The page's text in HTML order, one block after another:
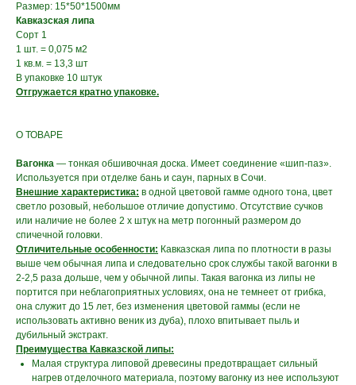
Размер: 15*50*1500мм
Кавказская липа
Сорт 1
1 шт. = 0,075 м2
1 кв.м. = 13,3 шт
В упаковке 10 штук
Отгружается кратно упаковке.
О ТОВАРЕ
Вагонка — тонкая обшивочная доска. Имеет соединение «шип-паз».
Используется при отделке бань и саун, парных в Сочи.
Внешние характеристика: в одной цветовой гамме одного тона, цвет
светло розовый, небольшое отличие допустимо. Отсутствие сучков
или наличие не более 2 х штук на метр погонный размером до
спичечной головки.
Отличительные особенности: Кавказская липа по плотности в разы
выше чем обычная липа и следовательно срок службы такой вагонки в
2-2,5 раза дольше, чем у обычной липы. Такая вагонка из липы не
портится при неблагоприятных условиях, она не темнеет от грибка,
она служит до 15 лет, без изменения цветовой гаммы (если не
использовать активно веник из дуба), плохо впитывает пыль и
дубильный экстракт.
Преимущества Кавказской липы:
Малая структура липовой древесины предотвращает сильный
нагрев отделочного материала, поэтому вагонку из нее используют